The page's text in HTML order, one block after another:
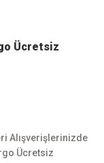
hatalar bulunuyor.
Ücretsiz
Alışverişlerinizde
Ücretsiz